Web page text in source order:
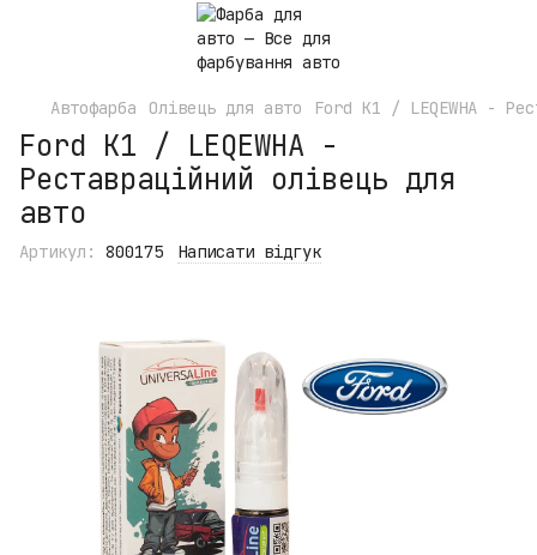
Автофарба Олівець для авто Ford K1 / LEQEWHA -
Ford K1 / LEQEWHA -
Реставраційний олівець для
авто
Артикул: 800175 Написати відгук